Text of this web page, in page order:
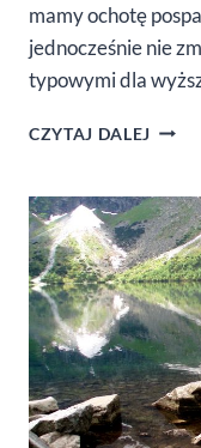
mamy ochotę
jednocześnie nie
typowymi dla
CZYTAJ DALEJ